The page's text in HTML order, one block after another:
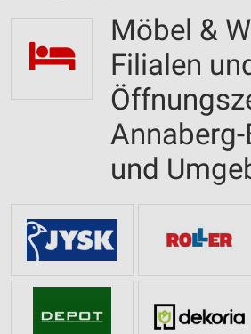
Möbel &
Filialen
und